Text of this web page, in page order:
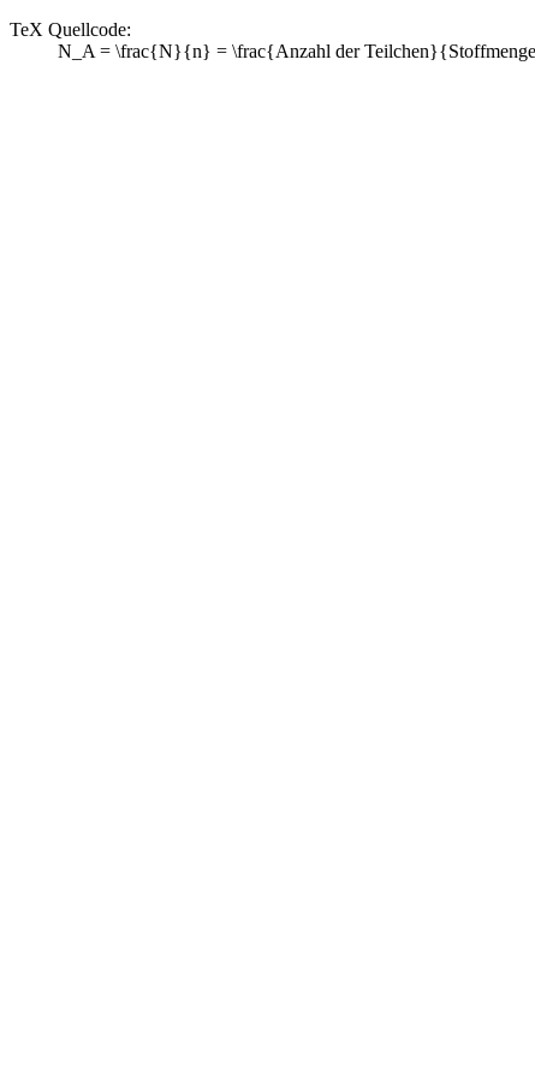
TeX Quellcode:
N_A = \frac{N}{n} = \frac{Anzahl der